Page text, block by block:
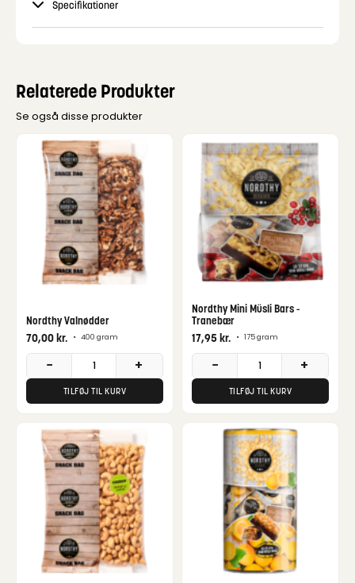
Specifikationer
Relaterede Produkter
Se også disse produkter
Nordthy Valnødder
70,00kr. • 400 gram
− +
TILFØJ TIL KURV
Nordthy Mini Müsli Bars -
Tranebær
17,95kr. • 175 gram
− +
TILFØJ TIL KURV